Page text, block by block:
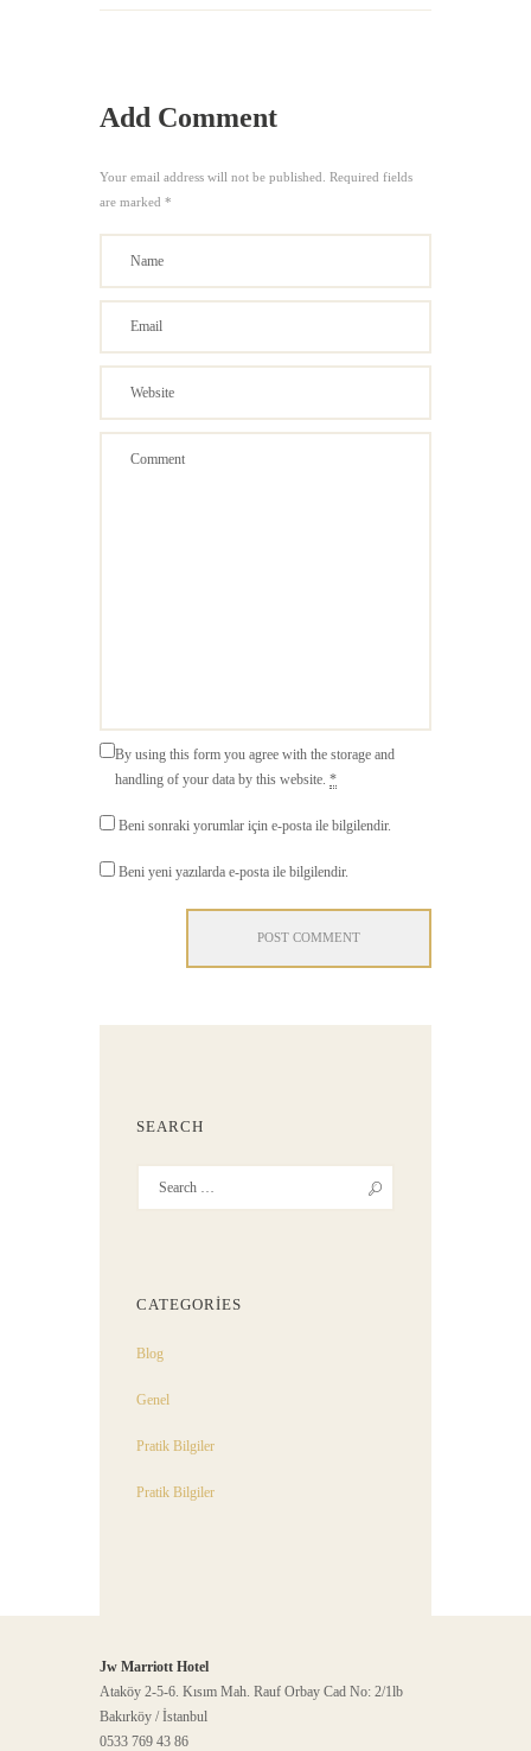
Add Comment
Your email address will not be published. Required fields
are marked *
By using this form you agree with the storage and
handling of your data by this website. *
Beni sonraki yorumlar için e-posta ile bilgilendir.
Beni yeni yazılarda e-posta ile bilgilendir.
SEARCH
CATEGORIES
Blog
Genel
Pratik Bilgiler
Pratik Bilgiler
Jw Marriott Hotel
Ataköy 2-5-6. Kısım Mah. Rauf Orbay Cad No: 2/1lb
Bakırköy / İstanbul
0533 769 43 86